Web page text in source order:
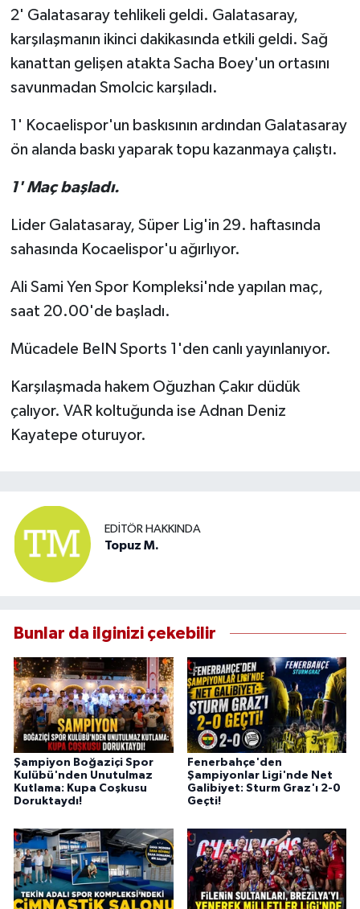
2' Galatasaray tehlikeli geldi. Galatasaray,
karşılaşmanın ikinci dakikasında etkili geldi. Sağ
kanattan gelişen atakta Sacha Boey'un ortasını
savunmadan Smolcic karşıladı.
1' Kocaelispor'un baskısının ardından Galatasaray
ön alanda baskı yaparak topu kazanmaya çalıştı.
1' Maç başladı.
Lider Galatasaray, Süper Lig'in 29. haftasında
sahasında Kocaelispor'u ağırlıyor.
Ali Sami Yen Spor Kompleksi'nde yapılan maç,
saat 20.00'de başladı.
Mücadele BeIN Sports 1'den canlı yayınlanıyor.
Karşılaşmada hakem Oğuzhan Çakır düdük
çalıyor. VAR koltuğunda ise Adnan Deniz
Kayatepe oturuyor.
EDITÖR HAKKINDA
Topuz M.
Bunlar da ilginizi çekebilir
Şampiyon Boğaziçi Spor
Kulübü'nden Unutulmaz
Kutlama: Kupa Coşkusu
Doruktaydı!
Fenerbahçe'den
Şampiyonlar Ligi'nde Net
Galibiyet: Sturm Graz'ı 2-0
Geçti!